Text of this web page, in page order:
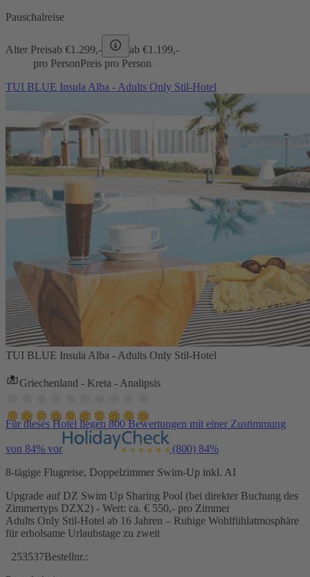
Pauschalreise
Alter Preisab €1.299,- ab €1.199,-
pro PersonPreis pro Person
TUI BLUE Insula Alba - Adults Only Stil-Hotel
TUI BLUE Insula Alba - Adults Only Stil-Hotel
Griechenland - Kreta - Analipsis
Für dieses Hotel liegen 800 Bewertungen mit einer Zustimmung
von 84% vor (800) 84%
8-tägige Flugreise, Doppelzimmer Swim-Up inkl. AI
Upgrade auf DZ Swim Up Sharing Pool (bei direkter Buchung des
Zimmertyps DZX2) - Wert: ca. € 550,- pro Zimmer
Adults Only Stil-Hotel ab 16 Jahren – Ruhige Wohlfühlatmosphäre
für erholsame Urlaubstage zu zweit
253537Bestellnr.: